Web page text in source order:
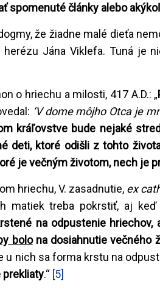
spomenuté články alebo
že žiadne malé dieťa
Jána Viklefa. Tuná je
o hriechu a milosti, 417 A.D.: „
‘V dome môjho Otca je
kráľovstve bude nejaké
deti, ktoré odišli z tohto
je večným životom, nech je
hriechu, V. zasadnutie, ex
matiek treba pokrstiť, aj keď
na odpustenie hriechov,
bolona dosiahnutie večného
u nich sa forma krstu na
prekliaty.“ [5]